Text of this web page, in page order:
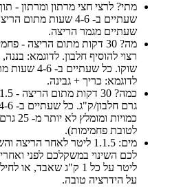
שעתיים מגמר הריצה.
מה? 30 דקות מתום הריצה -
רצוי להוסיף חלבון. לדוגמא:
שוקו. כל
לדוגמא: כריך + גבינה.
לטובת פחמימות).
מים: 1.1.5 ליטר לאחר
ליטר על כל 1 ק"ג
על הידרציה טובה.